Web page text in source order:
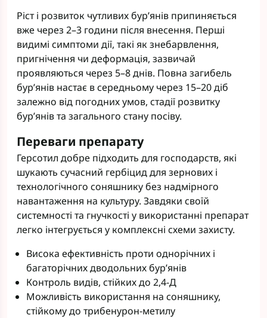
Ріст і розвиток чутливих бур’янів припиняється
вже через 2–3 години після внесення. Перші
видимі симптоми дії, такі як знебарвлення,
пригнічення чи деформація, зазвичай
проявляються через 5–8 днів. Повна загибель
бур’янів настає в середньому через 15–20 діб
залежно від погодних умов, стадії розвитку
бур’янів та загального стану посіву.
Переваги препарату
Герсотил добре підходить для господарств, які
шукають сучасний гербіцид для зернових і
технологічного соняшнику без надмірного
навантаження на культуру. Завдяки своїй
системності та гнучкості у використанні препарат
легко інтегрується у комплексні схеми захисту.
Висока ефективність проти однорічних і
багаторічних дводольних бур’янів
Контроль видів, стійких до 2,4-Д
Можливість використання на соняшнику,
стійкому до трибенурон-метилу